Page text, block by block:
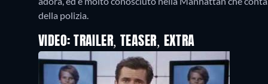
della polizia.
VIDEO: TRAILER, TEASER, EXTRA